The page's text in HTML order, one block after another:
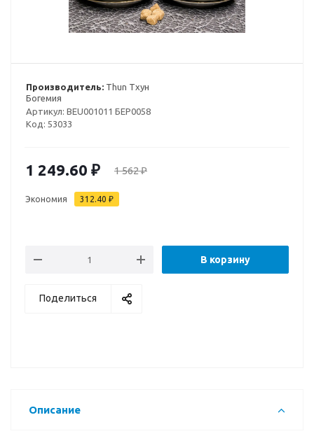
Производитель: Thun Тхун
Богемия
Артикул: BEU001011 БЕР0058
Код: 53033
1 249.60 ₽ 1 562₽
Экономия 312.40 ₽
В корзину
Поделиться
Описание